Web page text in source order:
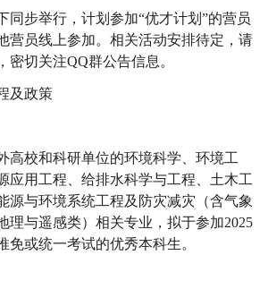
同步举行，计划参加“优才计划”的营员
营员线上参加。 相关活动安排待定，请
密切关注QQ群公告信息。
及政策
高校和科研单位的环境科学、环境工
应用工程、给排水科学与工程、土木工
源与环境系统工程及防灾减灾（含气象
理与遥感类）相关专业，拟于参加2025
免或统一考试的优秀本科生。